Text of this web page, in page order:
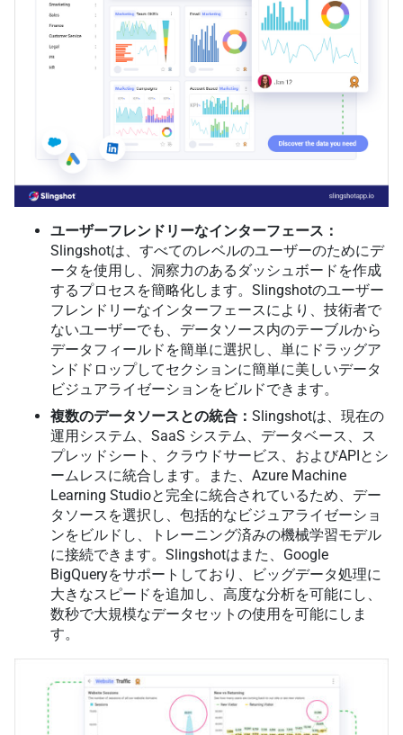
ユーザーフレンドリーなインターフェース：
Slingshotは、すべてのレベルのユーザーのためにデ
ータを使用し、洞察力のあるダッシュボードを作成
するプロセスを簡略化します。Slingshotのユーザー
フレンドリーなインターフェースにより、技術者で
ないユーザーでも、データソース内のテーブルから
データフィールドを簡単に選択し、単にドラッグア
ンドドロップしてセクションに簡単に美しいデータ
ビジュアライゼーションをビルドできます。
複数のデータソースとの統合： Slingshotは、現在の
運用システム、SaaS システム、データベース、ス
プレッドシート、クラウドサービス、およびAPIとシ
ームレスに統合します。また、Azure Machine
Learning Studioと完全に統合されているため、デー
タソースを選択し、包括的なビジュアライゼーショ
ンをビルドし、トレーニング済みの機械学習モデル
に接続できます。Slingshotはまた、Google
BigQueryをサポートしており、ビッグデータ処理に
大きなスピードを追加し、高度な分析を可能にし、
数秒で大規模なデータセットの使用を可能にしま
す。